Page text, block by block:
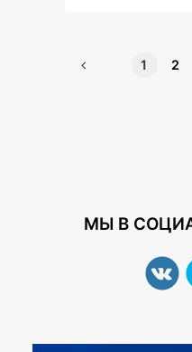
1 2
МЫ В